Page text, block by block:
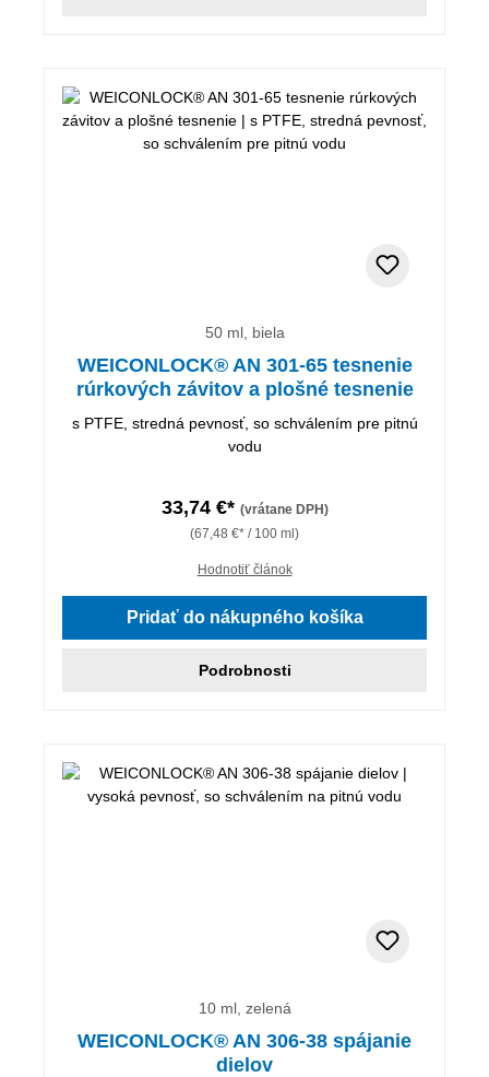
50 ml, biela
WEICONLOCK® AN 301-65 tesnenie
rúrkových závitov a plošné tesnenie
s PTFE, stredná pevnosť, so schválením pre pitnú
vodu
33,74 €* (vrátane DPH)
(67,48 €* / 100 ml)
Hodnotiť článok
Pridať do nákupného košíka
Podrobnosti
10 ml, zelená
WEICONLOCK® AN 306-38 spájanie
dielov